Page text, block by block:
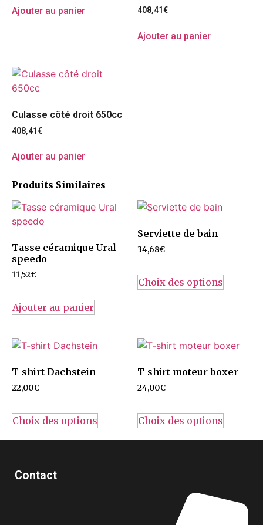
Ajouter au panier 408,41€
Ajouter au panier
Culasse côté droit 650cc
408,41€
Ajouter au panier
Produits Similaires
Tasse céramique Ural
speedo
11,52€
Ajouter au panier
Serviette de bain
34,68€
Choix des options
T-shirt Dachstein
22,00€
Choix des options
T-shirt moteur boxer
24,00€
Choix des options
Contact